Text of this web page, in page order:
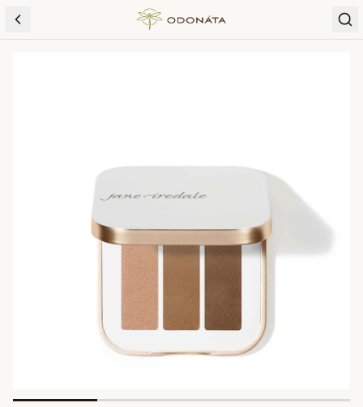
Skip to content